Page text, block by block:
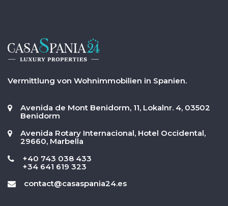
Vermittlung von Wohnimmobilien in Spanien.
Avenida de Mont Benidorm, 11, Lokalnr. 4, 03502
Benidorm
Avenida Rotary Internacional, Hotel Occidental,
29660, Marbella
+40 743 038 433
+34 641 619 323
contact@casaspania24.es